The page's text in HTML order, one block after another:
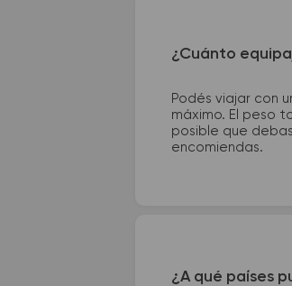
¿Cuánto
Podés viajar con
máximo. El peso
posible que
encomiendas.
¿A qué países